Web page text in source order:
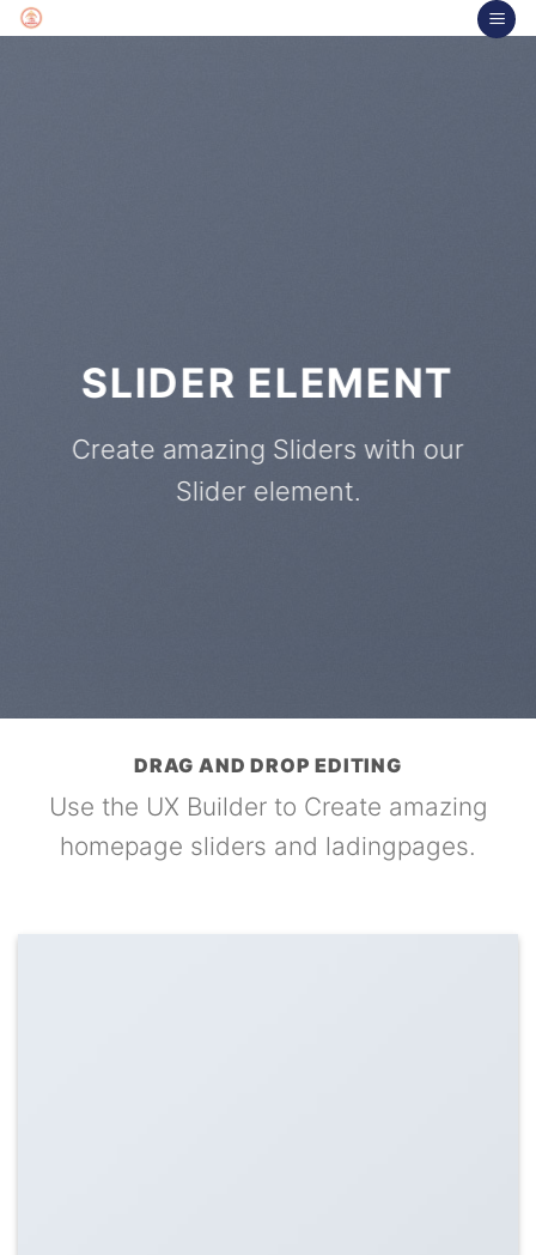
Chuyển
đến
SLIDER ELEMENT
Create amazing Sliders with our
Slider element.
DRAG AND DROP EDITING
Use the UX Builder to Create amazing
homepage sliders and ladingpages.